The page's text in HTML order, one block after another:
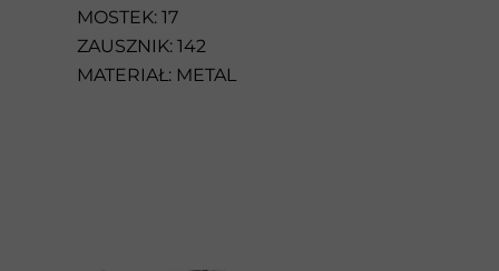
MOSTEK: 17
ZAUSZNIK: 142
MATERIAŁ: METAL